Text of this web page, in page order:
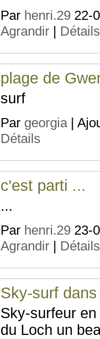
Par henri.29 22-
Agrandir | Détails
plage de
surf
Par georgia|
Détails
c'est parti ...
...
Par henri.29 23-
Agrandir | Détails
Sky-surf
Sky-surfeur
du Loch un